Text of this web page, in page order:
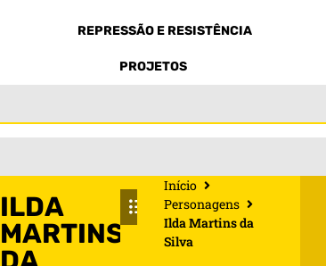
REPRESSÃO E RESISTÊNCIA
PROJETOS
ILDA
MARTINS
Início
Personagens
Ilda Martins da
Silva